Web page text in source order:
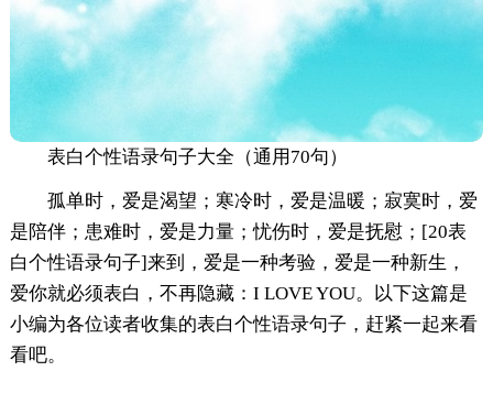
表白个性语录句子大全（通用70句）
孤单时，爱是渴望；寒冷时，爱是温暖；寂寞时，爱
是陪伴；患难时，爱是力量；忧伤时，爱是抚慰；[20表
白个性语录句子]来到，爱是一种考验，爱是一种新生，
爱你就必须表白，不再隐藏：I LOVE YOU。以下这篇是
小编为各位读者收集的表白个性语录句子，赶紧一起来看
看吧。